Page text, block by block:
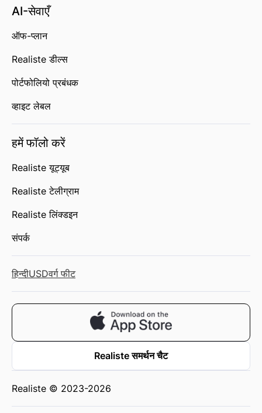
AI-सेवाएँ
ऑफ-प्लान
Realiste डील्स
पोर्टफोलियो प्रबंधक
व्हाइट लेबल
हमें फॉलो करें
Realiste यूट्यूब
Realiste टेलीग्राम
Realiste लिंक्डइन
संपर्क
हिन्दीUSDवर्ग फीट
Realiste समर्थन चैट
Realiste © 2023-2026